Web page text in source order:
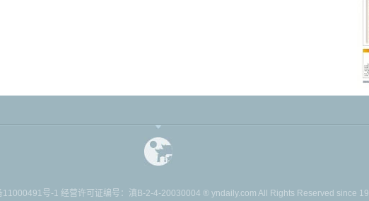
11000491号-1 经营许可证编号：滇B-2-4-20030004 ® yndaily.com All Rights Reserved since